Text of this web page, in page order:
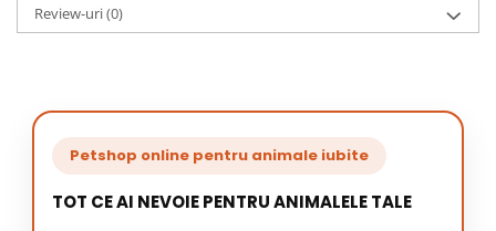
Review-uri(0)
Petshop online pentru animale iubite
TOT CE AI NEVOIE PENTRU ANIMALELE TALE